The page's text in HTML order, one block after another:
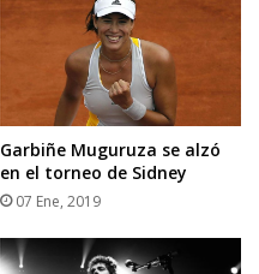
Garbiñe Muguruza se alzó
en el torneo de Sidney
07 Ene, 2019